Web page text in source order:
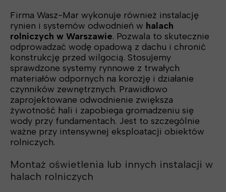
Firma Wasz-Mar wykonuje również instalację
rynien i systemów odwodnień w halach
rolniczych w Warszawie. Pozwala to skutecznie
odprowadzać wodę opadową z dachu i chronić
konstrukcję przed wilgocią. Stosujemy
sprawdzone systemy rynnowe z trwałych
materiałów odpornych na korozję i działanie
czynników zewnętrznych. Prawidłowo
zaprojektowane odwodnienie zwiększa
żywotność hali i zapobiega gromadzeniu się
wody przy fundamentach. Jest to szczególnie
ważne przy intensywnej eksploatacji obiektów
rolniczych.
Montaż oświetlenia lub innych instalacji w
halach rolniczych